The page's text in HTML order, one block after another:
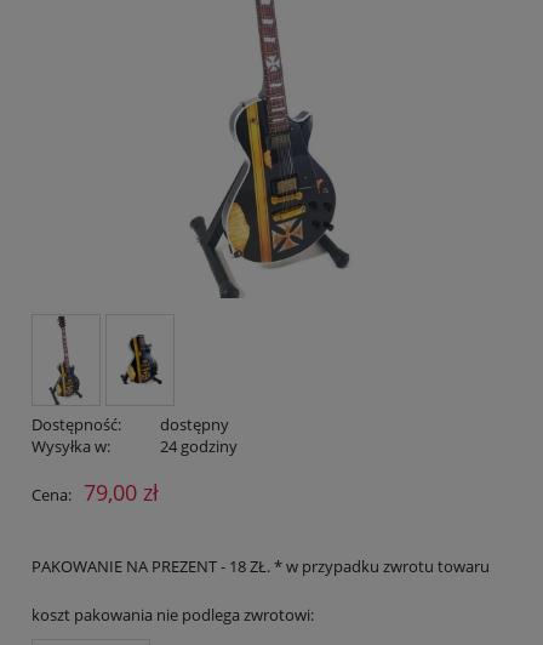
Dostępność:
dostępny
Wysyłka w:
24 godziny
Cena: 79,00 zł
PAKOWANIE NA PREZENT - 18 ZŁ. * w przypadku zwrotu towaru
koszt pakowania nie podlega zwrotowi: